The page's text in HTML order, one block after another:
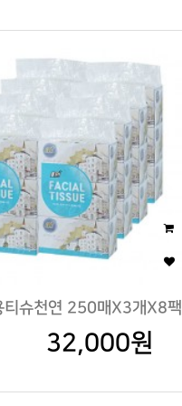
티슈천연 250매X3개X8팩
32,000원